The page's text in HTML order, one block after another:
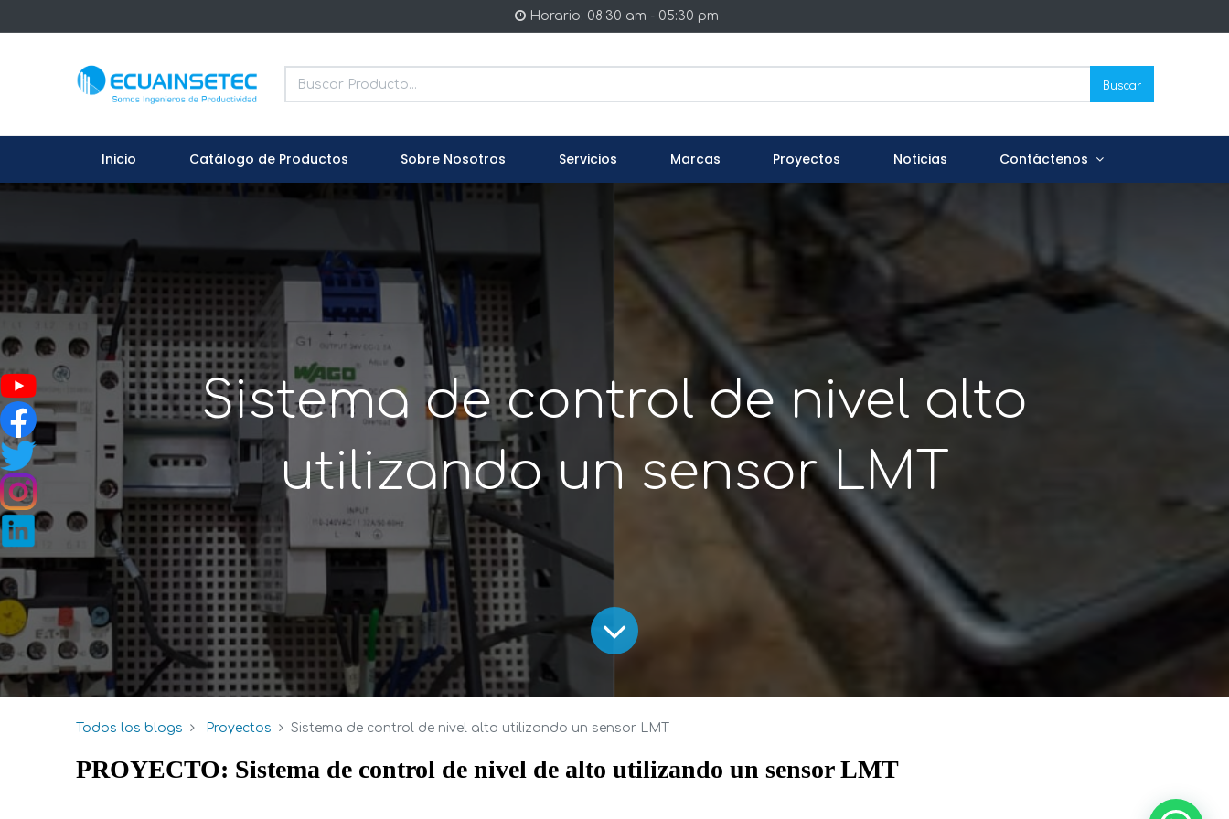
Horario: 08:30 am - 05:30 pm
Buscar
Inicio Catálogo de Productos Sobre Nosotros Servicios Marcas Proyectos Noticias Contáctenos
Sistema de control de nivel alto
utilizando un sensor LMT
Todos los blogs Proyectos Sistema de control de nivel alto utilizando un sensor LMT
PROYECTO: Sistema de control de nivel de alto utilizando un sensor LMT